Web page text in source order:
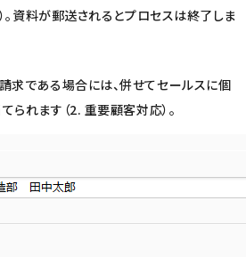
。資料が郵送されるとプロセスは終了しま
求である場合には、併せてセールスに個
られます（2. 重要顧客対応）。